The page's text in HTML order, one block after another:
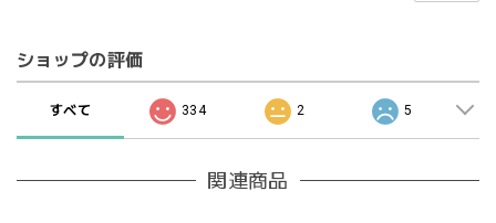
ショップの評価
すべて 334 2 5
関連商品